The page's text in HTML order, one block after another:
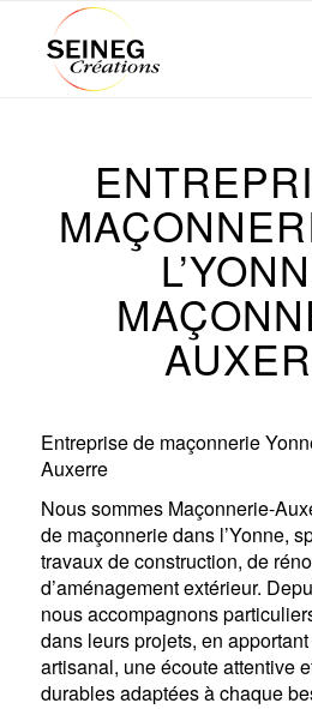
Entreprise de maçonnerie
Auxerre
Nous sommes Maçonnerie-
de maçonnerie dans l’Yonne,
travaux de construction, de
d’aménagement extérieur.
nous accompagnons
dans leurs projets, en
artisanal, une écoute attentive
durables adaptées à chaque